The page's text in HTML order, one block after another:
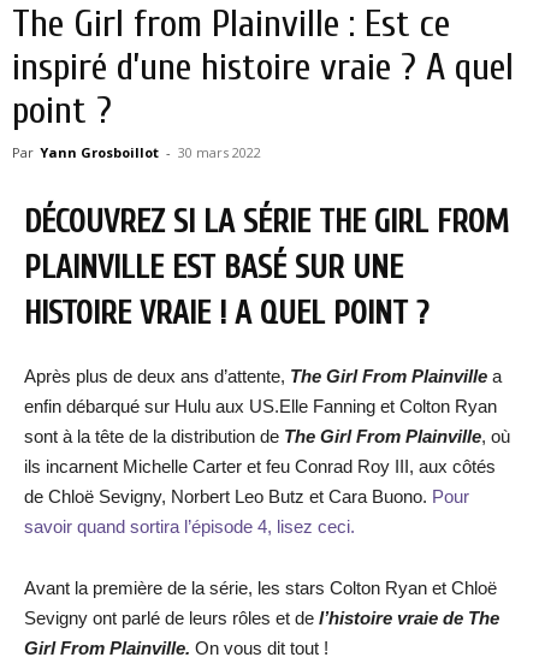
The Girl from Plainville : Est ce
inspiré d’une histoire vraie ? A quel
point ?
Par Yann Grosboillot - 30 mars 2022
DÉCOUVREZ SI LA SÉRIE THE GIRL FROM
PLAINVILLE EST BASÉ SUR UNE
HISTOIRE VRAIE ! A QUEL POINT ?
Après plus de deux ans d’attente, The Girl From Plainville a
enfin débarqué sur Hulu aux US.Elle Fanning et Colton Ryan
sont à la tête de la distribution de The Girl From Plainville, où
ils incarnent Michelle Carter et feu Conrad Roy III, aux côtés
de Chloë Sevigny, Norbert Leo Butz et Cara Buono. Pour
savoir quand sortira l’épisode 4, lisez ceci.
Avant la première de la série, les stars Colton Ryan et Chloë
Sevigny ont parlé de leurs rôles et de l’histoire vraie de The
Girl From Plainville. On vous dit tout !